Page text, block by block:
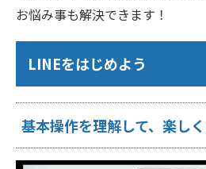
お悩み事も解決できます！
LINEをはじめよう
基本操作を理解して、楽し